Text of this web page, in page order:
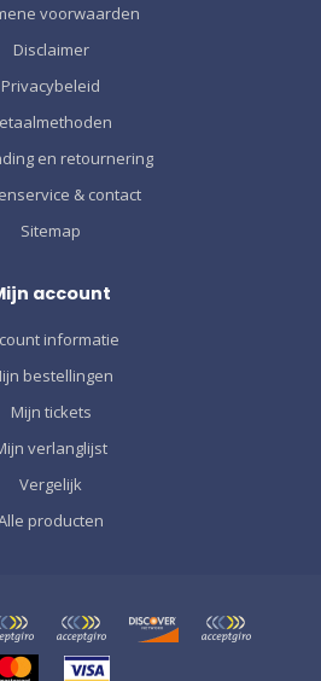
voorwaarden
Disclaimer
Privacybeleid
en retournering
& contact
Sitemap
account
informatie
bestellingen
Mijn tickets
verlanglijst
Vergelijk
producten